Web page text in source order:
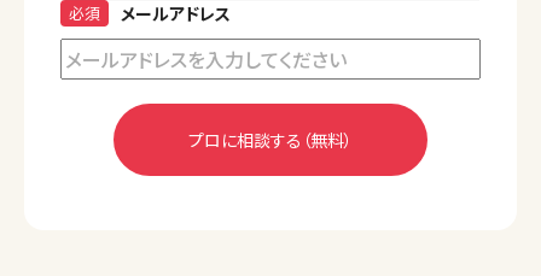
メールアドレス
必須